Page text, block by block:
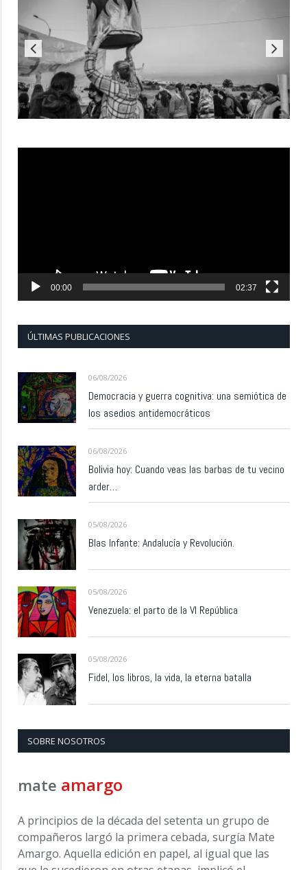
00:00 02:37
ÚLTIMAS PUBLICACIONES
06/08/2026
Democracia y guerra cognitiva: una semiótica de
los asedios antidemocráticos
06/08/2026
Bolivia hoy: Cuando veas las barbas de tu vecino
arder…
05/08/2026
Blas Infante: Andalucía y Revolución.
05/08/2026
Venezuela: el parto de la VI República
05/08/2026
Fidel, los libros, la vida, la eterna batalla
SOBRE NOSOTROS
mate amargo
A principios de la década del setenta un grupo de
compañeros largó la primera cebada, surgía Mate
Amargo. Aquella edición en papel, al igual que las